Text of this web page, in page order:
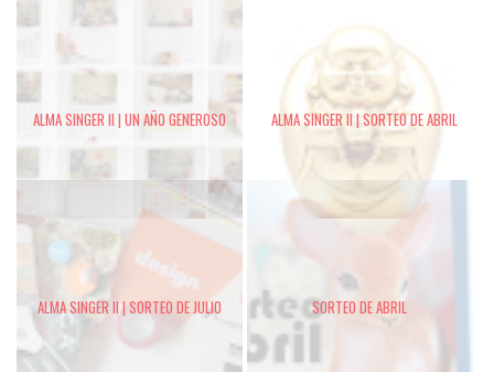
ALMA SINGER II | UN AÑO GENEROSO ALMA SINGER II | SORTEO DE ABRIL
ALMA SINGER II | SORTEO DE JULIO SORTEO DE ABRIL